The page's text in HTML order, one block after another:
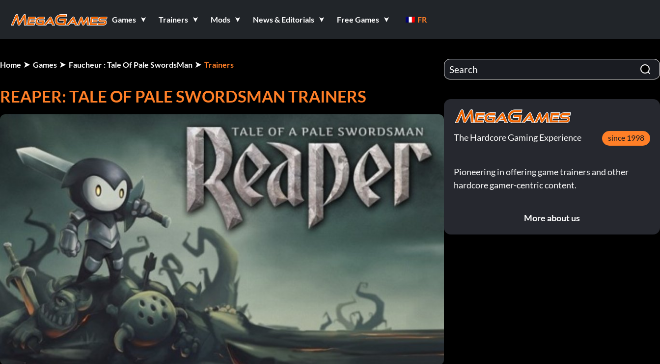
Games Trainers Mods News & Editorials Free Games FR
Home Games Faucheur : Tale Of Pale SwordsMan Trainers
REAPER: TALE OF PALE SWORDSMAN TRAINERS
The Hardcore Gaming Experience since 1998
Pioneering in offering game trainers and other
hardcore gamer-centric content.
More about us